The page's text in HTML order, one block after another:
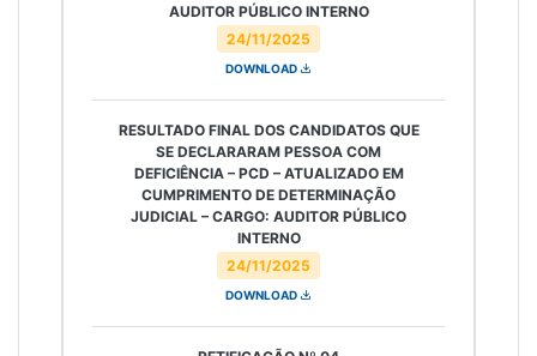
24/11/2025
AUDITOR PÚBLICO INTERNO
DOWNLOAD
24/11/2025
RESULTADO FINAL DOS CANDIDATOS QUE
SE DECLARARAM PESSOA COM
DEFICIÊNCIA – PCD – ATUALIZADO EM
CUMPRIMENTO DE DETERMINAÇÃO
JUDICIAL – CARGO: AUDITOR PÚBLICO
INTERNO
DOWNLOAD